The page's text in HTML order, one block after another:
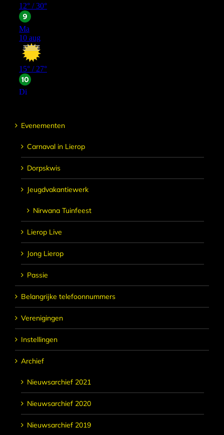
Evenementen
Carnaval in Lierop
Dorpskwis
Jeugdvakantiewerk
Nirwana Tuinfeest
Lierop Live
Jong Lierop
Passie
Belangrijke telefoonnummers
Verenigingen
Instellingen
Archief
Nieuwsarchief 2021
Nieuwsarchief 2020
Nieuwsarchief 2019